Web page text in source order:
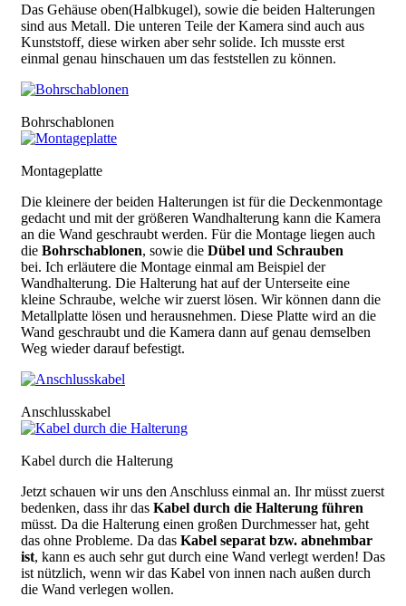
Das Gehäuse oben(Halbkugel), sowie die beiden Halterungen
sind aus Metall. Die unteren Teile der Kamera sind auch aus
Kunststoff, diese wirken aber sehr solide. Ich musste erst
einmal genau hinschauen um das feststellen zu können.
Bild
Bohrschablonen
Bild
Montageplatte
Die kleinere der beiden Halterungen ist für die Deckenmontage
gedacht und mit der größeren Wandhalterung kann die Kamera
an die Wand geschraubt werden. Für die Montage liegen auch
die Bohrschablonen, sowie die Dübel und Schrauben
bei. Ich erläutere die Montage einmal am Beispiel der
Wandhalterung. Die Halterung hat auf der Unterseite eine
kleine Schraube, welche wir zuerst lösen. Wir können dann die
Metallplatte lösen und herausnehmen. Diese Platte wird an die
Wand geschraubt und die Kamera dann auf genau demselben
Weg wieder darauf befestigt.
Bild
Anschlusskabel
Bild
Kabel durch die Halterung
Jetzt schauen wir uns den Anschluss einmal an. Ihr müsst zuerst
bedenken, dass ihr das Kabel durch die Halterung führen
müsst. Da die Halterung einen großen Durchmesser hat, geht
das ohne Probleme. Da das Kabel separat bzw. abnehmbar
ist, kann es auch sehr gut durch eine Wand verlegt werden! Das
ist nützlich, wenn wir das Kabel von innen nach außen durch
die Wand verlegen wollen.